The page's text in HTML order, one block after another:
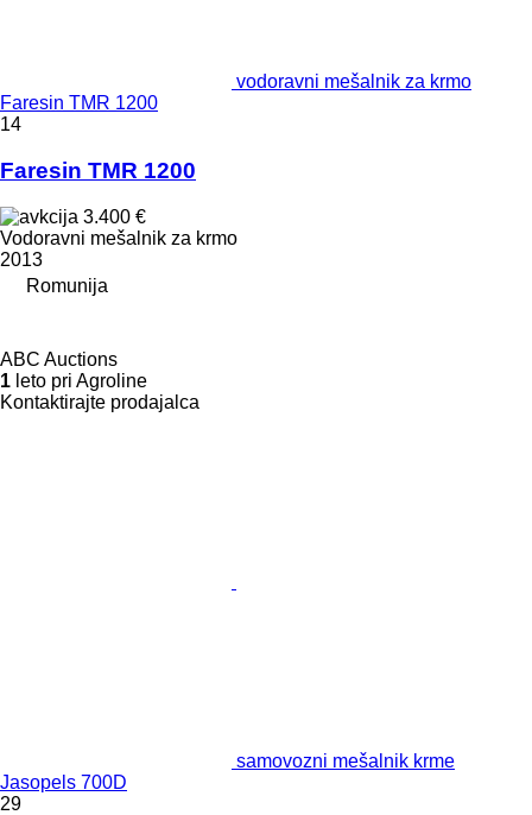
vodoravni mešalnik za krmo
Faresin TMR 1200
14
Faresin TMR 1200
3.400 €
Vodoravni mešalnik za krmo
2013
Romunija
ABC Auctions
1 leto pri Agroline
Kontaktirajte prodajalca
samovozni mešalnik krme
Jasopels 700D
29